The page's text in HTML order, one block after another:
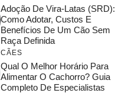
Adoção De Vira-Latas (SRD):
Como Adotar, Custos E
Benefícios De Um Cão Sem
Raça Definida
CÃES
Qual O Melhor Horário Para
Alimentar O Cachorro? Guia
Completo De Especialistas